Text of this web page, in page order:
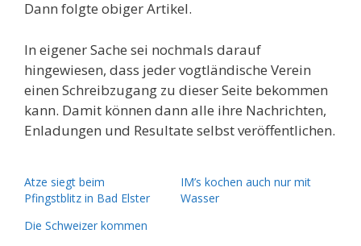
Dann folgte obiger Artikel.
In eigener Sache sei nochmals darauf
hingewiesen, dass jeder vogtländische Verein
einen Schreibzugang zu dieser Seite bekommen
kann. Damit können dann alle ihre Nachrichten,
Enladungen und Resultate selbst veröffentlichen.
Atze siegt beim
Pfingstblitz in Bad Elster
IM’s kochen auch nur mit
Wasser
Die Schweizer kommen